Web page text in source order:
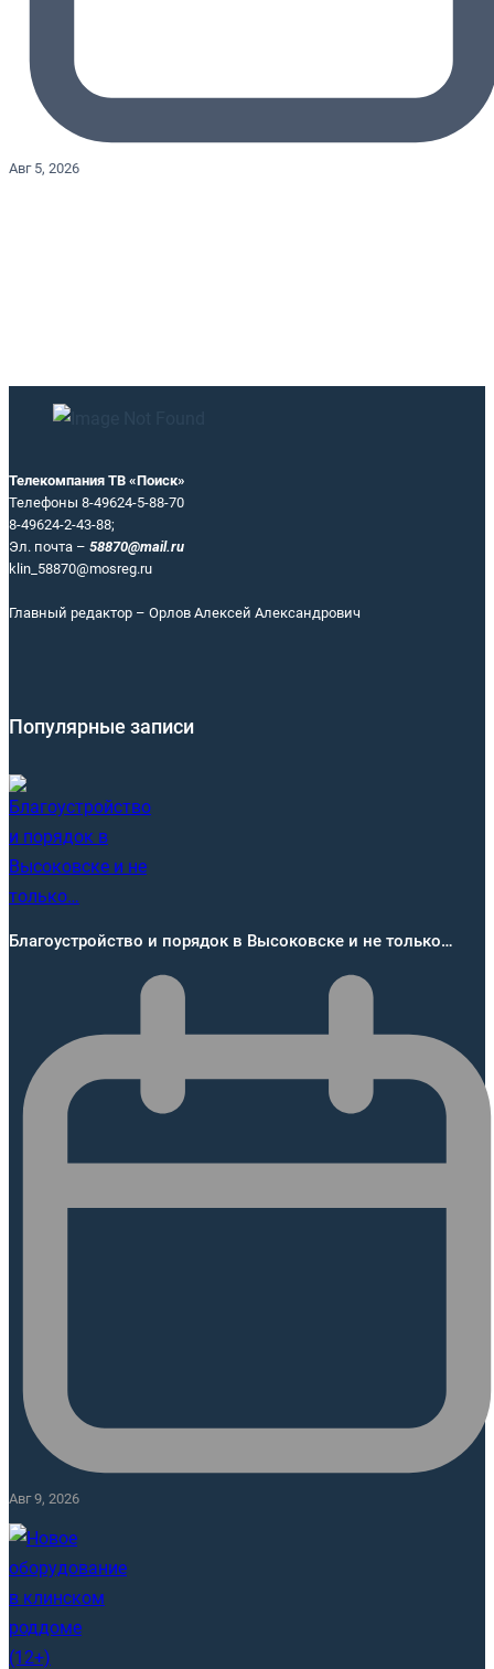
Авг 5, 2026
Телекомпания ТВ «Поиск»
Телефоны 8-49624-5-88-70
8-49624-2-43-88;
Эл. почта – 58870@mail.ru
klin_58870@mosreg.ru
Главный редактор – Орлов Алексей Александрович
Популярные записи
Благоустройство и порядок в Высоковске и не только…
Авг 9, 2026